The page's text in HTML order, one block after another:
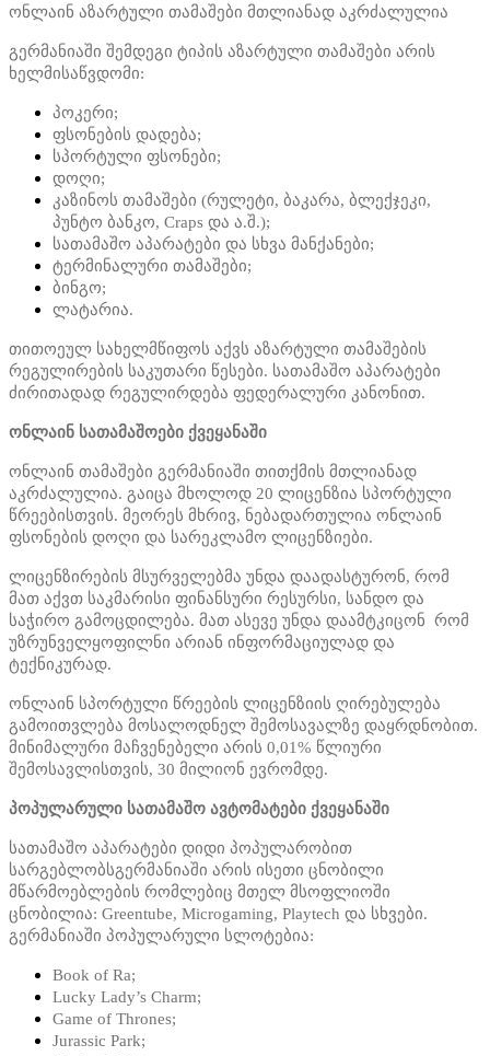
ონლაინ აზარტული თამაშები მთლიანად აკრძალულია
გერმანიაში შემდეგი ტიპის აზარტული თამაშები არის
ხელმისაწვდომი:
პოკერი;
ფსონების დადება;
სპორტული ფსონები;
დოღი;
კაზინოს თამაშები (რულეტი, ბაკარა, ბლექჯეკი,
პუნტო ბანკო, Craps და ა.შ.);
სათამაშო აპარატები და სხვა მანქანები;
ტერმინალური თამაშები;
ბინგო;
ლატარია.
თითოეულ სახელმწიფოს აქვს აზარტული თამაშების
რეგულირების საკუთარი წესები. სათამაშო აპარატები
ძირითადად რეგულირდება ფედერალური კანონით.
ონლაინ სათამაშოები ქვეყანაში
ონლაინ თამაშები გერმანიაში თითქმის მთლიანად
აკრძალულია. გაიცა მხოლოდ 20 ლიცენზია სპორტული
წრეებისთვის. მეორეს მხრივ, ნებადართულია ონლაინ
ფსონების დოღი და სარეკლამო ლიცენზიები.
ლიცენზირების მსურველებმა უნდა დაადასტურონ, რომ
მათ აქვთ საკმარისი ფინანსური რესურსი, სანდო და
საჭირო გამოცდილება. მათ ასევე უნდა დაამტკიცონ რომ
უზრუნველყოფილნი არიან ინფორმაციულად და
ტექნიკურად.
ონლაინ სპორტული წრეების ლიცენზიის ღირებულება
გამოითვლება მოსალოდნელ შემოსავალზე დაყრდნობით.
მინიმალური მაჩვენებელი არის 0,01% წლიური
შემოსავლისთვის, 30 მილიონ ევრომდე.
პოპულარული სათამაშო ავტომატები ქვეყანაში
სათამაშო აპარატები დიდი პოპულარობით
სარგებლობსგერმანიაში არის ისეთი ცნობილი
მწარმოებლების რომლებიც მთელ მსოფლიოში
ცნობილია: Greentube, Microgaming, Playtech და სხვები.
გერმანიაში პოპულარული სლოტებია:
Book of Ra;
Lucky Lady’s Charm;
Game of Thrones;
Jurassic Park;